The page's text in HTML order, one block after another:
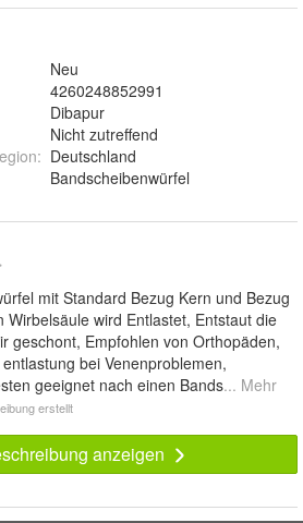
Neu
4260248852991
Dibapur
Nicht zutreffend
: Deutschland
Bandscheibenwürfel
*
mit Standard Bezug Kern und Bezug
Wirbelsäule wird Entlastet, Entstaut die
geschont, Empfohlen von Orthopäden,
bei Venenproblemen,
geeignet nach einen Bands... Mehr
erstellt
anzeigen